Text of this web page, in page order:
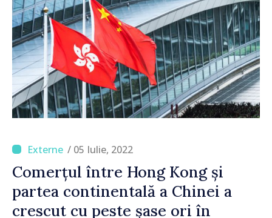
/ 05 Iulie, 2022
Comerțul între Hong Kong și
partea continentală a Chinei a
crescut cu peste șase ori în